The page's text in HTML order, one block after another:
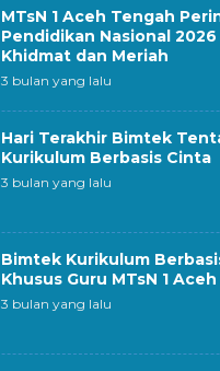
MTsN 1 Aceh Tengah
Pendidikan Nasional
Khidmat dan Meriah
3 bulan yang lalu
Hari Terakhir Bimtek
Kurikulum Berbasis Cinta
3 bulan yang lalu
Bimtek Kurikulum
Khusus Guru MTsN 1
3 bulan yang lalu